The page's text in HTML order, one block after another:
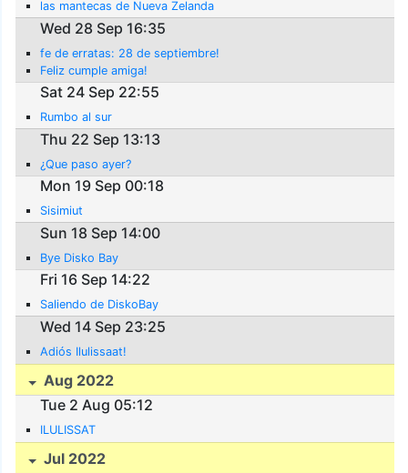
las mantecas de Nueva Zelanda
Wed 28 Sep 16:35
fe de erratas: 28 de septiembre!
Feliz cumple amiga!
Sat 24 Sep 22:55
Rumbo al sur
Thu 22 Sep 13:13
¿Que paso ayer?
Mon 19 Sep 00:18
Sisimiut
Sun 18 Sep 14:00
Bye Disko Bay
Fri 16 Sep 14:22
Saliendo de DiskoBay
Wed 14 Sep 23:25
Adiós Ilulissaat!
Aug 2022
Tue 2 Aug 05:12
ILULISSAT
Jul 2022